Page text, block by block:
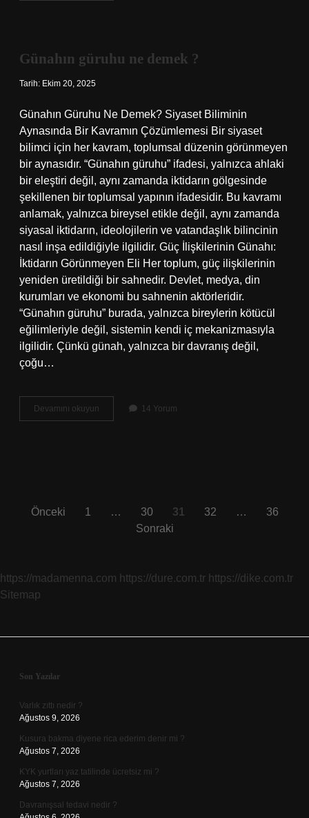
Günahın güruhu ne demek ?
Tarih: Ekim 20, 2025
Günahın Güruhu Ne Demek? Siyaset Biliminin
Aynasında Bir Kavramın Çözümlemesi Bir siyaset
bilimci için her kavram, toplumsal düzenin görünmeyen
bir aynasıdır. “Günahın güruhu” ifadesi, yalnızca ahlaki
bir eleştiri değil, aynı zamanda iktidarın gölgesinde
şekillenen bir toplumsal yapının ifadesidir. Bu kavramı
anlamak, yalnızca bireysel etikle değil, aynı zamanda
siyasal iktidarın, ideolojilerin ve vatandaşlık bilincinin
nasıl inşa edildiğiyle ilgilidir. Güç İlişkilerinin Günahı:
İktidarın Görünmeyen Eli Her toplum, güç ilişkilerinin
yeniden üretildiği bir sahnedir. Devlet, medya, din
kurumları ve ekonomi bu sahnenin aktörleridir.
“Günahın güruhu” burada, yalnızca bireylerin kötücül
eğilimleriyle değil, sistemin kendi iç mekanizmasıyla
ilgilidir. Çünkü günah, yalnızca bir davranış değil,
çoğu…
Devamını okuyun Günahın
güruhu
14 Yorum
Yazı
Önceki 1 … 30 31 32 …
36
Sonraki
https://madamenna.com https://dure.com.tr https://dike.com.tr
Sitemap
Sidebar
Son Yazılar
Varlık zıttı nedir ?
Ağustos 9, 2026
Kusura bakma diyene rica ederim denir mi ?
Ağustos 7, 2026
KYK yurtları yaz tatilinde ücretsiz mi ?
Ağustos 7, 2026
Davranışsal tedavi nedir ?